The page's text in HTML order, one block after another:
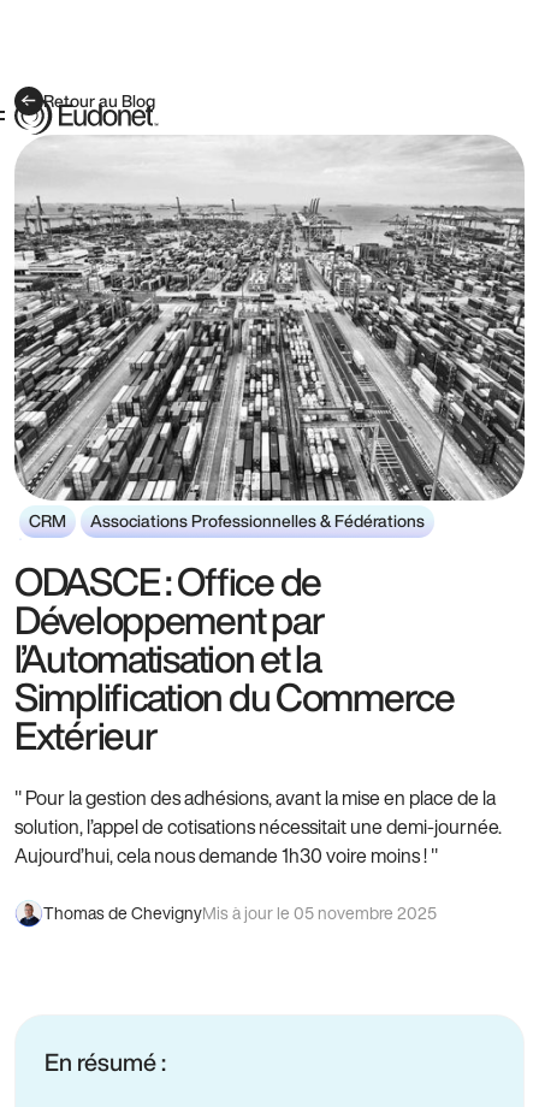
Retour au Blog
CRM Associations Professionnelles & Fédérations
ODASCE : Office de
Développement par
l’Automatisation et la
Simplification du Commerce
Extérieur
" Pour la gestion des adhésions, avant la mise en place de la
solution, l’appel de cotisations nécessitait une demi-journée.
Aujourd’hui, cela nous demande 1h30 voire moins ! "
Thomas de ChevignyMis à jour le 05 novembre 2025
En résumé :